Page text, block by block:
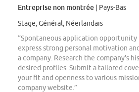
Entreprise non montrée | Pays-Bas
Stage, Général, Néerlandais
“Spontaneous application
express strong personal motivation
a company. Research the company's
desired profiles. Submit a tailored
your fit and openness to various
company website.”